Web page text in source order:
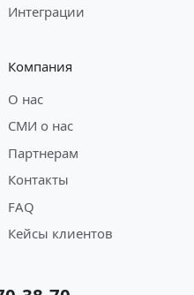
Интеграции
Компания
О нас
СМИ о нас
Партнерам
Контакты
FAQ
Кейсы клиентов